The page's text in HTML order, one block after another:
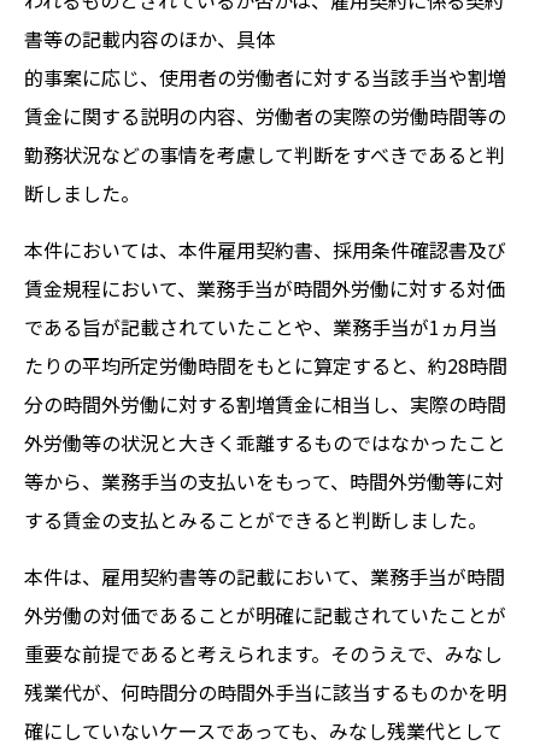
書等の記載内容のほか、具体
的事案に応じ、使用者の労働者に対する当該手当や割増
賃金に関する説明の内容、労働者の実際の労働時間等の
勤務状況などの事情を考慮して判断をすべきであると判
断しました。
本件においては、本件雇用契約書、採用条件確認書及び
賃金規程において、業務手当が時間外労働に対する対価
である旨が記載されていたことや、業務手当が1ヵ月当
たりの平均所定労働時間をもとに算定すると、約28時間
分の時間外労働に対する割増賃金に相当し、実際の時間
外労働等の状況と大きく乖離するものではなかったこと
等から、業務手当の支払いをもって、時間外労働等に対
する賃金の支払とみることができると判断しました。
本件は、雇用契約書等の記載において、業務手当が時間
外労働の対価であることが明確に記載されていたことが
重要な前提であると考えられます。そのうえで、みなし
残業代が、何時間分の時間外手当に該当するものかを明
確にしていないケースであっても、みなし残業代として